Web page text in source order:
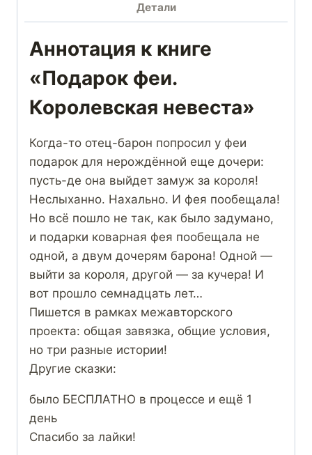
Детали
Аннотация к книге
«Подарок феи.
Королевская невеста»
Когда-то отец-барон попросил у феи
подарок для нерождённой еще дочери:
пусть-де она выйдет замуж за короля!
Неслыханно. Нахально. И фея пообещала!
Но всё пошло не так, как было задумано,
и подарки коварная фея пообещала не
одной, а двум дочерям барона! Одной —
выйти за короля, другой — за кучера! И
вот прошло семнадцать лет…
Пишется в рамках межавторского
проекта: общая завязка, общие условия,
но три разные истории!
Другие сказки:
было БЕСПЛАТНО в процессе и ещё 1
день
Спасибо за лайки!